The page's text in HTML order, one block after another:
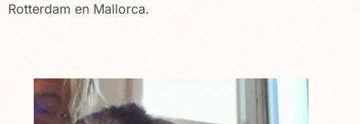
Rotterdam en Mallorca.